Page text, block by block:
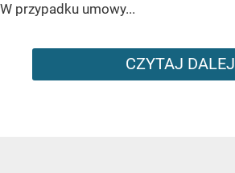
W przypadku umowy...
CZYTAJ DALEJ